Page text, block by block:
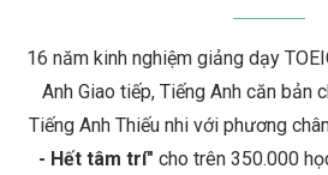
16 năm kinh nghiệm giảng dạy
Anh Giao tiếp, Tiếng Anh căn bản
Tiếng Anh Thiếu nhi với phương
- Hết tâm trí" cho trên 350.000